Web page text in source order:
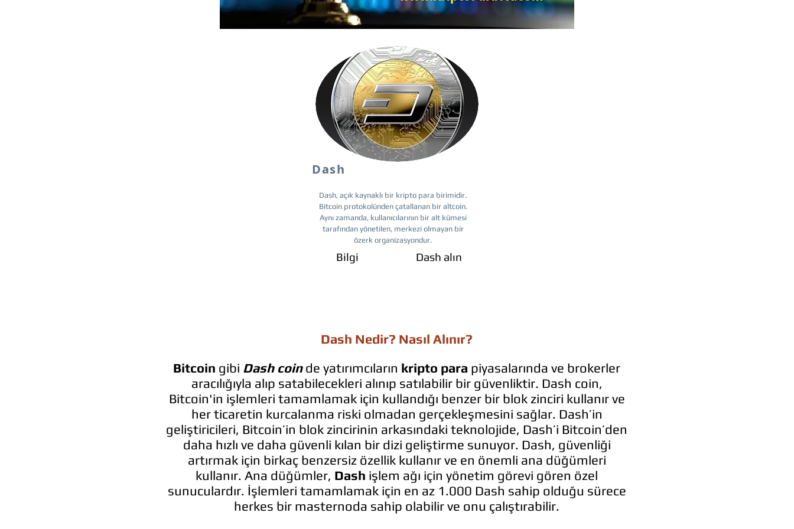
Dash
Dash, açık kaynaklı bir kripto para birimidir.
Bitcoin protokolünden çatallanan bir altcoin.
Aynı zamanda, kullanıcılarının bir alt kümesi
tarafından yönetilen, merkezi olmayan bir
özerk organizasyondur.
Bilgi Dash alın
Dash Nedir? Nasıl Alınır?
Bitcoin gibi Dash coinde yatırımcıların kripto para piyasalarında ve brokerler
aracılığıyla alıp satabilecekleri alınıp satılabilir bir güvenliktir. Dash coin,
Bitcoin'in işlemleri tamamlamak için kullandığı benzer bir blok zinciri kullanır ve
her ticaretin kurcalanma riski olmadan gerçekleşmesini sağlar. Dash’in
geliştiricileri, Bitcoin’in blok zincirinin arkasındaki teknolojide, Dash’i Bitcoin’den
daha hızlı ve daha güvenli kılan bir dizi geliştirme sunuyor. Dash, güvenliği
artırmak için birkaç benzersiz özellik kullanır ve en önemli ana düğümleri
kullanır. Ana düğümler, Dash işlem ağı için yönetim görevi gören özel
sunuculardır. İşlemleri tamamlamak için en az 1.000 Dash sahip olduğu sürece
herkes bir masternoda sahip olabilir ve onu çalıştırabilir.